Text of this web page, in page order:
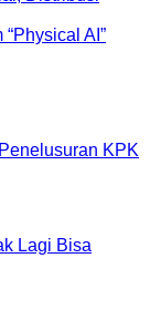
AI”
KPK
Lagi Bisa